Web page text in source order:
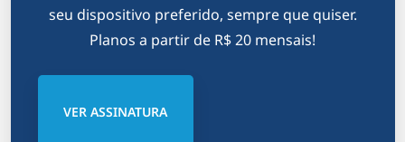
seu dispositivo preferido, sempre que quiser.
Planos a partir de R$ 20 mensais!
VER ASSINATURA